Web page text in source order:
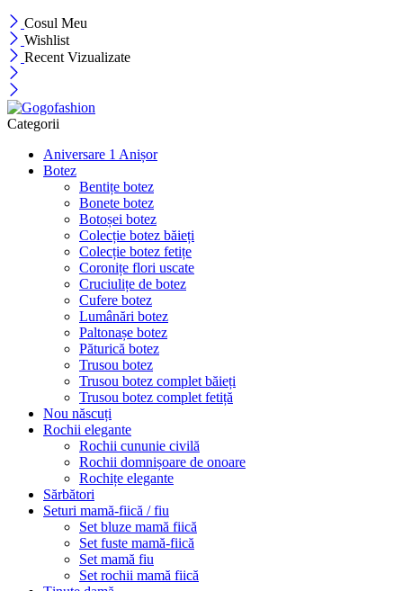
Cosul Meu
Wishlist
Recent Vizualizate
Categorii
Aniversare 1 Anișor
Botez
Bentițe botez
Bonete botez
Botoșei botez
Colecție botez băieți
Colecție botez fetițe
Coronițe flori uscate
Cruciulițe de botez
Cufere botez
Lumânări botez
Paltonașe botez
Păturică botez
Trusou botez
Trusou botez complet băieți
Trusou botez complet fetiță
Nou născuți
Rochii elegante
Rochii cununie civilă
Rochii domnișoare de onoare
Rochițe elegante
Sărbători
Seturi mamă-fiică / fiu
Set bluze mamă fiică
Set fuste mamă-fiică
Set mamă fiu
Set rochii mamă fiică